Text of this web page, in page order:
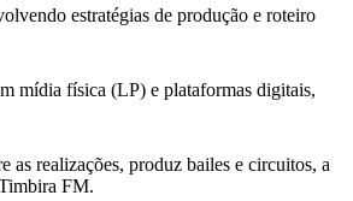
estratégias de produção e roteiro
mídia física (LP) e plataformas digitais,
as realizações, produz bailes e circuitos, a
FM.